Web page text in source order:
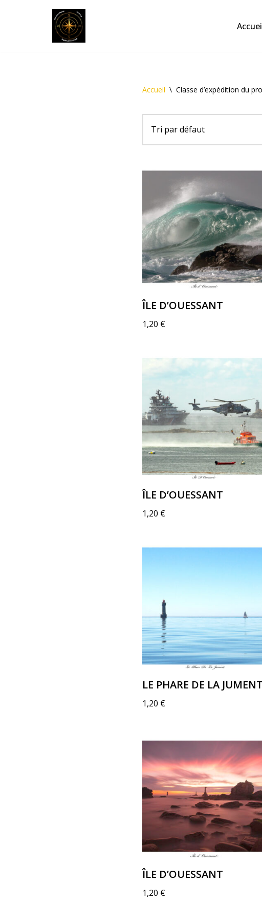
Accueil \ Classe d’expédition du
ÎLE D’OUESSANT
1,20 €
ÎLE D’OUESSANT
1,20 €
LE PHARE DE LA JUMENT
1,20 €
ÎLE D’OUESSANT
1,20 €